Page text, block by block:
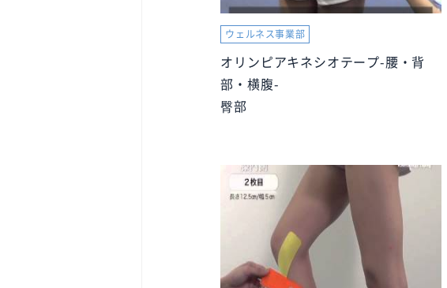
ウェルネス事業部
オリンピアキネシオテープ-腰・背
部・横腹-
臀部